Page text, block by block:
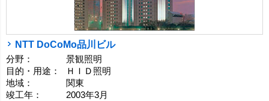
NTT DoCoMo品川ビル
分野：
景観照明
目的・用途：
ＨＩＤ照明
地域：
関東
竣工年：
2003年3月